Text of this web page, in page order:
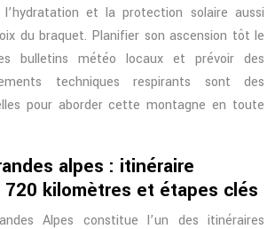
et la protection solaire aussi
du braquet. Planifier son ascension tôt le
bulletins météo locaux et prévoir des
techniques respirants sont des
pour aborder cette montagne en toute
alpes : itinéraire
kilomètres et étapes clés
Alpes constitue l’un des itinéraires